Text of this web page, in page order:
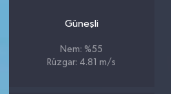
Güneşli
Nem: %55
Rüzgar: 4.81 m/s